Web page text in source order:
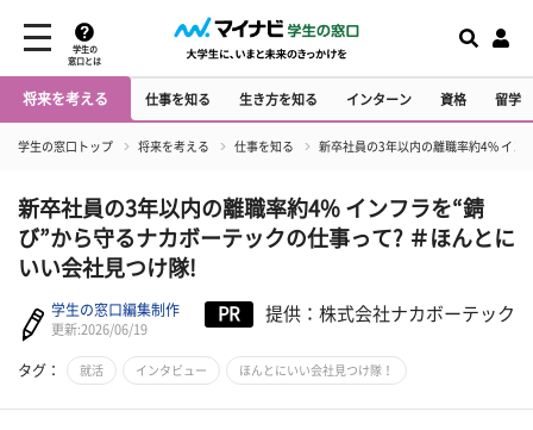
学生の
窓口とは
将来を考える 仕事を知る 生き方を知る インターン 資格 留学
学生の窓口トップ 将来を考える 仕事を知る 新卒社員の3年以内の離職率約4% イン
新卒社員の3年以内の離職率約4% インフラを“錆
び”から守るナカボーテックの仕事って? ＃ほんとに
いい会社見つけ隊!
学生の窓口編集制作
更新:2026/06/19
PR 提供：株式会社ナカボーテック
タグ： 就活 インタビュー ほんとにいい会社見つけ隊！